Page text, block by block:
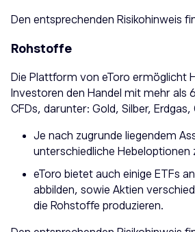
Den entsprechenden Risikohinweis
Rohstoffe
Die Plattform von eToro ermöglicht
Investoren den Handel mit mehr als
CFDs, darunter: Gold, Silber, Erdgas,
Je nach zugrunde liegendem
unterschiedliche Hebeloptionen
eToro bietet auch einige ETFs
abbilden, sowie Aktien
die Rohstoffe produzieren.